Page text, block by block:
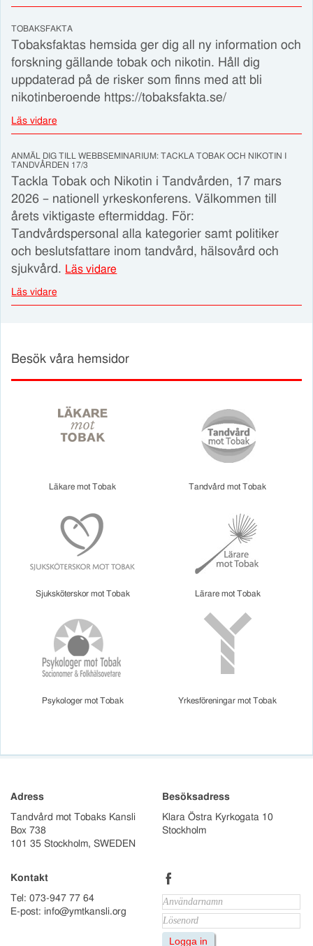
TOBAKSFAKTA
Tobaksfaktas hemsida ger dig all ny information och
forskning gällande tobak och nikotin. Håll dig
uppdaterad på de risker som finns med att bli
nikotinberoende https://tobaksfakta.se/
Läs vidare
ANMÄL DIG TILL WEBBSEMINARIUM: TACKLA TOBAK OCH NIKOTIN I
TANDVÅRDEN 17/3
Tackla Tobak och Nikotin i Tandvården, 17 mars
2026 – nationell yrkeskonferens. Välkommen till
årets viktigaste eftermiddag. För:
Tandvårdspersonal alla kategorier samt politiker
och beslutsfattare inom tandvård, hälsovård och
sjukvård. Läs vidare
Läs vidare
Besök våra hemsidor
Läkare mot Tobak Tandvård mot Tobak
Sjuksköterskor mot Tobak Lärare mot Tobak
Psykologer mot Tobak Yrkesföreningar mot Tobak
Adress
Tandvård mot Tobaks Kansli
Box 738
101 35 Stockholm, SWEDEN
Besöksadress
Klara Östra Kyrkogata 10
Stockholm
Kontakt
Tel: 073-947 77 64
E-post: info@ymtkansli.org
b